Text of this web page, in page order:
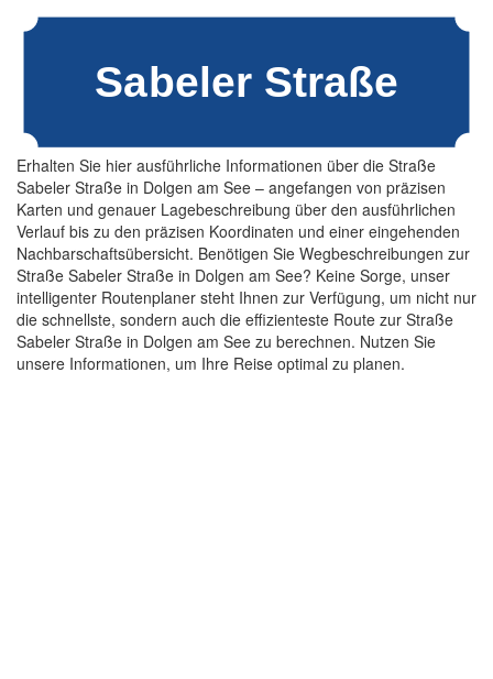
Erhalten Sie hier ausführliche Informationen über die Straße
Sabeler Straße in Dolgen am See – angefangen von präzisen
Karten und genauer Lagebeschreibung über den ausführlichen
Verlauf bis zu den präzisen Koordinaten und einer eingehenden
Nachbarschaftsübersicht. Benötigen Sie Wegbeschreibungen zur
Straße Sabeler Straße in Dolgen am See? Keine Sorge, unser
intelligenter Routenplaner steht Ihnen zur Verfügung, um nicht nur
die schnellste, sondern auch die effizienteste Route zur Straße
Sabeler Straße in Dolgen am See zu berechnen. Nutzen Sie
unsere Informationen, um Ihre Reise optimal zu planen.